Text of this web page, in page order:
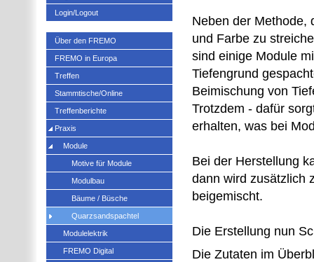
Neben der Methode,
und Farbe zu
sind einige Module
Tiefengrund
Beimischung von
Trotzdem - dafür
erhalten, was bei
Bei der Herstellung
dann wird zusätzlich
beigemischt.
Die Erstellung nun
Die Zutaten im
Login/Logout
Über den FREMO
FREMO in Europa
Treffen
Stammtische/Online
Treffenberichte
Praxis
Module
Motive für Module
Modulbau
Bäume / Büsche
Quarzsandspachtel
Modulelektrik
FREMO Digital